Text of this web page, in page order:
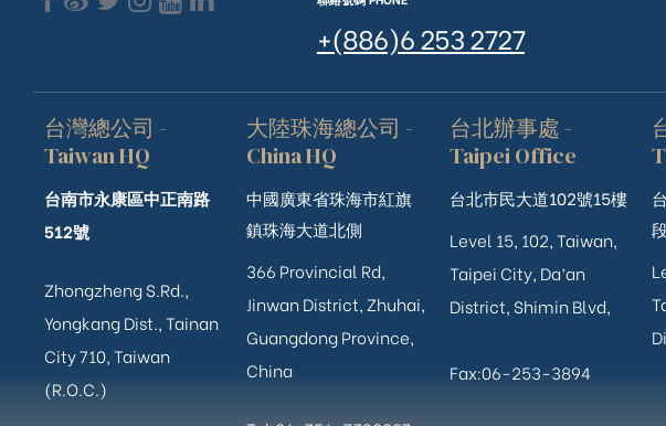
+(886)6 253 2727
台灣總公司 -
Taiwan HQ
台南市永康區中正南路
512號
Zhongzheng S.Rd.,
Yongkang Dist., Tainan
City 710, Taiwan
(R.O.C.)
大陸珠海總公司 -
China HQ
中國廣東省珠海市紅旗
鎮珠海大道北側
366 Provincial Rd,
Jinwan District, Zhuhai,
Guangdong Province,
China
台北辦事處 -
Taipei Office
台北市民大道102號15樓
Level 15, 102, Taiwan,
Taipei City, Da’an
District, Shimin Blvd,
Fax:06-253-3894